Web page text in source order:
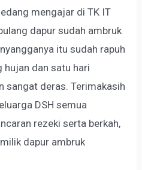
mengajar di TK IT
dapur sudah ambruk
itu sudah rapuh
hujan dan satu hari
sangat deras. Terimakasih
DSH semua
rezeki serta berkah,
dapur ambruk